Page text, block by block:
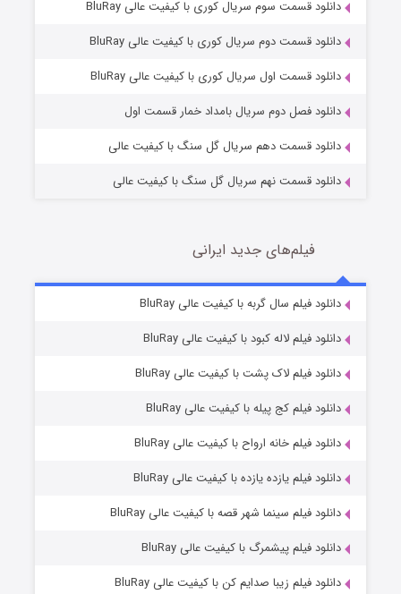
مردگان متحرک: شهر مرده ۳
قسمت2 (زیرنویس) منتشر شد
قسمت7 (زیرنویس) منتشر شد
دانلود قسمت سوم سریال کوری با کیفیت عالی BluRay
دانلود قسمت دوم سریال کوری با کیفیت عالی BluRay
دانلود قسمت اول سریال کوری با کیفیت عالی BluRay
دانلود فصل دوم سریال بامداد خمار قسمت اول
دانلود قسمت دهم سریال گل سنگ با کیفیت عالی
دانلود قسمت نهم سریال گل سنگ با کیفیت عالی
فیلم‌های جدید ایرانی
دانلود فیلم سال گربه با کیفیت عالی BluRay
دانلود فیلم لاله کبود با کیفیت عالی BluRay
دانلود فیلم لاک پشت با کیفیت عالی BluRay
دانلود فیلم کج‌ پیله با کیفیت عالی BluRay
دانلود فیلم خانه ارواح با کیفیت عالی BluRay
دانلود فیلم یازده یازده با کیفیت عالی BluRay
دانلود فیلم سینما شهر قصه با کیفیت عالی BluRay
دانلود فیلم پیشمرگ با کیفیت عالی BluRay
دانلود فیلم زیبا صدایم کن با کیفیت عالی BluRay